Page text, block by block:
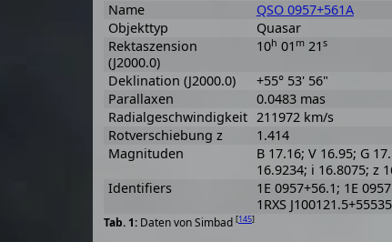
Daten von Simbad [145]
Name
QSO 0957+561A
Objekttyp
Quasar
Rektaszension
(J2000.0)
10h 01 m21 s
Deklination (J2000.0)
+55° 53' 56"
Parallaxen
0.0483 mas
Radialgeschwindigkeit 211972 km/s
Rotverschiebung z
1.414
Magnituden
B 17.16; V 16.95; G
16.9234; i 16.8075; z
Identifiers
1E 0957+56.1; 1E
1RXS